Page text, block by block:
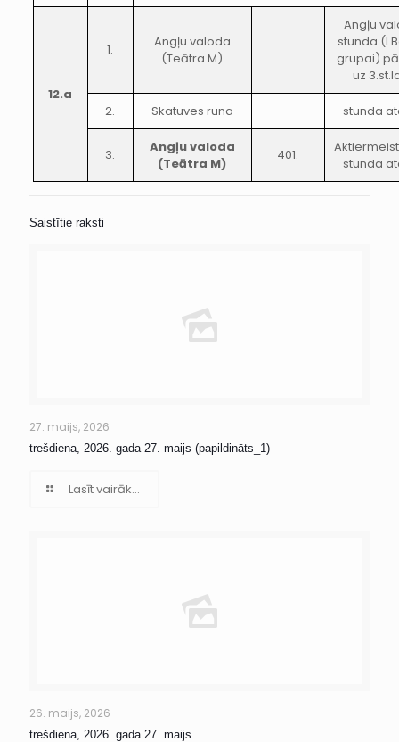
12.a
1.
Angļu valoda
(Teātra M)
Angļu
stunda
grupai)
uz
2. Skatuves runa stunda
3.
Angļu valoda
(Teātra M)
401.
stunda
Saistītie raksti
27. maijs, 2026
trešdiena, 2026. gada 27. maijs (papildināts_1)
Lasīt vairāk...
26. maijs, 2026
trešdiena, 2026. gada 27. maijs